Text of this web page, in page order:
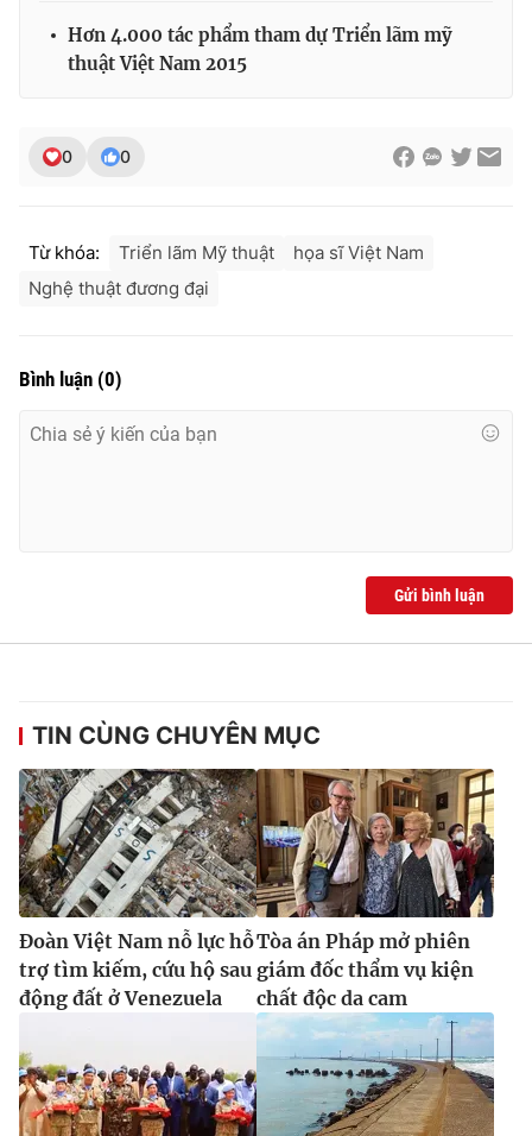
Email:toasoan@vtv.vn
Liên hệ quảng cáo:
024-7300.7108
thuận bằng văn bản. Ghi rõ nguồn VTV.vn khi phát hành lại
Hơn 4.000 tác phẩm tham dự Triển lãm mỹ
thuật Việt Nam 2015
0 0
Từ khóa: Triển lãm Mỹ thuật
họa sĩ Việt Nam
Nghệ thuật đương đại
Bình luận (0)
Gửi bình luận
TIN CÙNG CHUYÊN MỤC
Đoàn Việt Nam nỗ lực hỗ
trợ tìm kiếm, cứu hộ sau
động đất ở Venezuela
Tòa án Pháp mở phiên
giám đốc thẩm vụ kiện
chất độc da cam